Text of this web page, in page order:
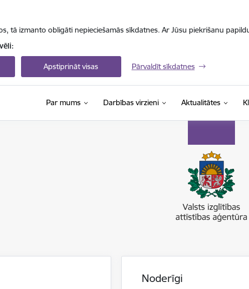
tā izmanto obligāti nepieciešamās sīkdatnes. Ar Jūsu piekrišanu
Apstiprināt visas Pārvaldīt sīkdatnes
Par mums Darbības virzieni Aktualitātes
Noderīgi